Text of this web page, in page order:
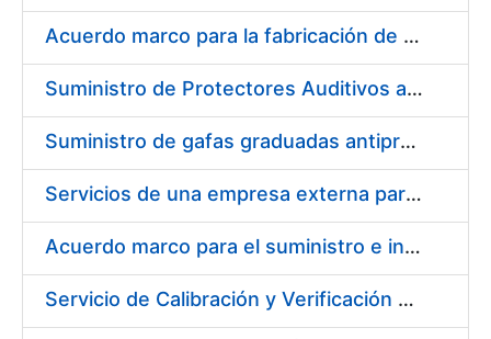
Erakutsi/Ezkutatu
Acuerdo marco para la fabricación de piezas
Suministro de Protectores Auditivos a medida para las personas trabajadoras de los Centros de Trabajo de Madrid y Burgos
Suministro de gafas graduadas antiproyecciones para los trabajadores de la FNMT-RCM en los centros de trabajo de Madrid y Burgos
Servicios de una empresa externa para el asesoramiento y resolución de los recursos de alzada que se presentan relacionados con procesos de selección para la FNMT-RCM
Acuerdo marco para el suministro e instalación de persianas, estores y otros complementos
Servicio de Calibración y Verificación Externa de los Equipos de Medición del Servicio de Prevención de la FNMT-RCM